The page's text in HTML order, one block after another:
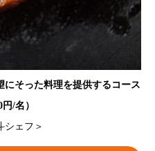
そった料理を提供するコース
円/名）
シェフ＞